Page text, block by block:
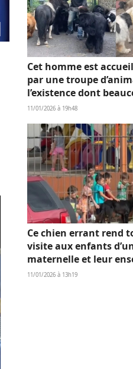
Cet homme est
par une troupe
l’existence dont
(vidéo)
11/01/2026 à 19h48
Ce chien errant rend
visite aux enfants
maternelle et leur
et l’empathie (vidéo)
11/01/2026 à 13h19